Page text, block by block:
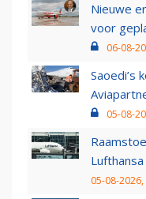
Nieuwe
voor
06-08-
Saoedi’s
05-08-
05-08-2026,